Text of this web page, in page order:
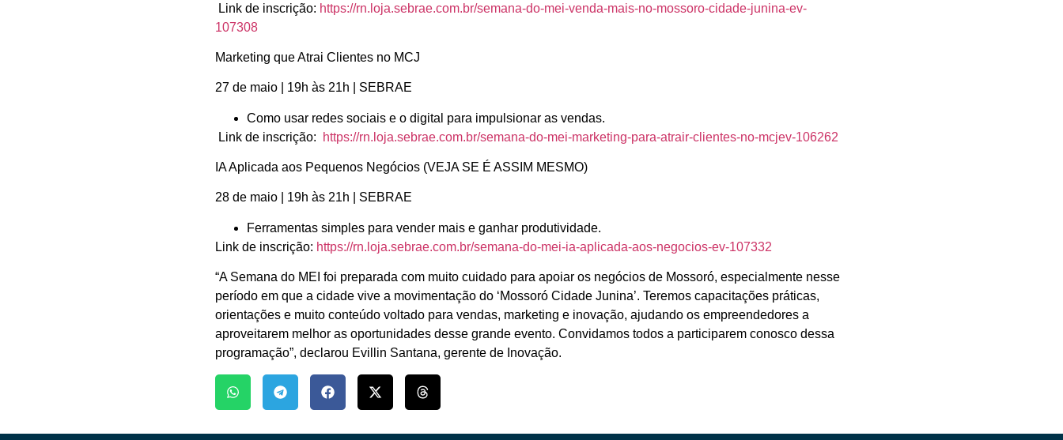
Link de inscrição: https://rn.loja.sebrae.com.br/semana-do-mei-venda-mais-no-mossoro-cidade-junina-ev-
107308
Marketing que Atrai Clientes no MCJ
27 de maio | 19h às 21h | SEBRAE
Como usar redes sociais e o digital para impulsionar as vendas.
Link de inscrição:
https://rn.loja.sebrae.com.br/semana-do-mei-marketing-para-atrair-clientes-no-mcjev-106262
IA Aplicada aos Pequenos Negócios (VEJA SE É ASSIM MESMO)
28 de maio | 19h às 21h | SEBRAE
Ferramentas simples para vender mais e ganhar produtividade.
Link de inscrição: https://rn.loja.sebrae.com.br/semana-do-mei-ia-aplicada-aos-negocios-ev-107332
“A Semana do MEI foi preparada com muito cuidado para apoiar os negócios de Mossoró, especialmente nesse
período em que a cidade vive a movimentação do ‘Mossoró Cidade Junina’. Teremos capacitações práticas,
orientações e muito conteúdo voltado para vendas, marketing e inovação, ajudando os empreendedores a
aproveitarem melhor as oportunidades desse grande evento. Convidamos todos a participarem conosco dessa
programação”, declarou Evillin Santana, gerente de Inovação.